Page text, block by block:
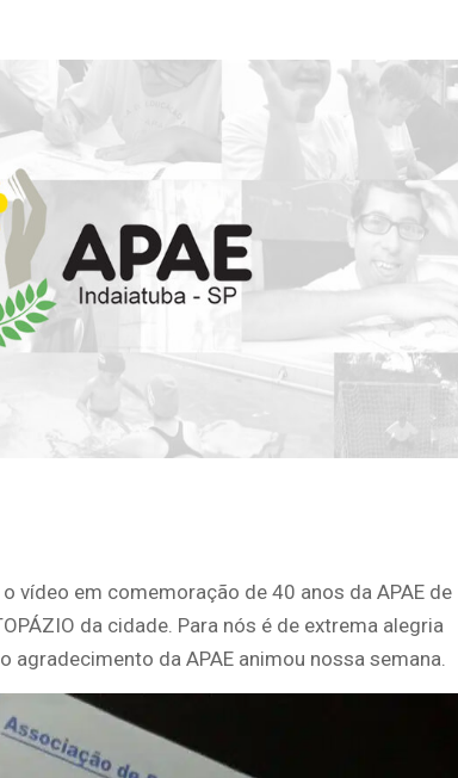
vídeo em comemoração de 40 anos da APAE de
da cidade. Para nós é de extrema alegria
da APAE animou nossa semana.